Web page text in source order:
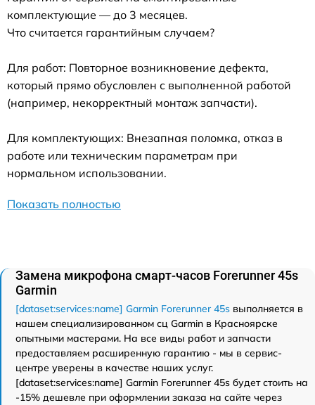
комплектующие — до 3 месяцев.
Что считается гарантийным случаем?
Для работ: Повторное возникновение дефекта,
который прямо обусловлен с выполненной работой
(например, некорректный монтаж запчасти).
Для комплектующих: Внезапная поломка, отказ в
работе или техническим параметрам при
нормальном использовании.
Показать полностью
Замена микрофона смарт-часов Forerunner 45s
Garmin
[dataset:services:name] Garmin Forerunner 45s выполняется в
нашем специализированном сц Garmin в Красноярске
опытными мастерами. На все виды работ и запчасти
предоставляем расширенную гарантию - мы в сервис-
центре уверены в качестве наших услуг.
[dataset:services:name] Garmin Forerunner 45s будет стоить на
-15% дешевле при оформлении заказа на сайте через